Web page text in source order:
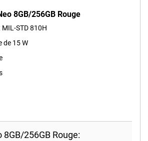
8GB/256GB Rouge
STD 810H
de 15 W
256GB Rouge: